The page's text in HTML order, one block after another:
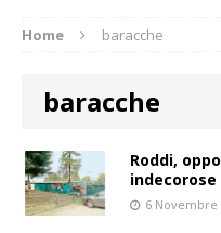
Home baracche
baracche
Roddi,
indecorose
6 Novembre